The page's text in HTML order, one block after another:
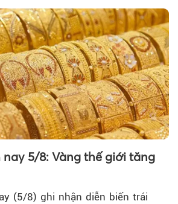
Theo
nay 5/8: Vàng thế giới tăng
(5/8) ghi nhận diễn biến trái